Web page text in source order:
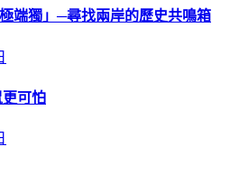
端獨」─尋找兩岸的歷史共鳴箱
可怕